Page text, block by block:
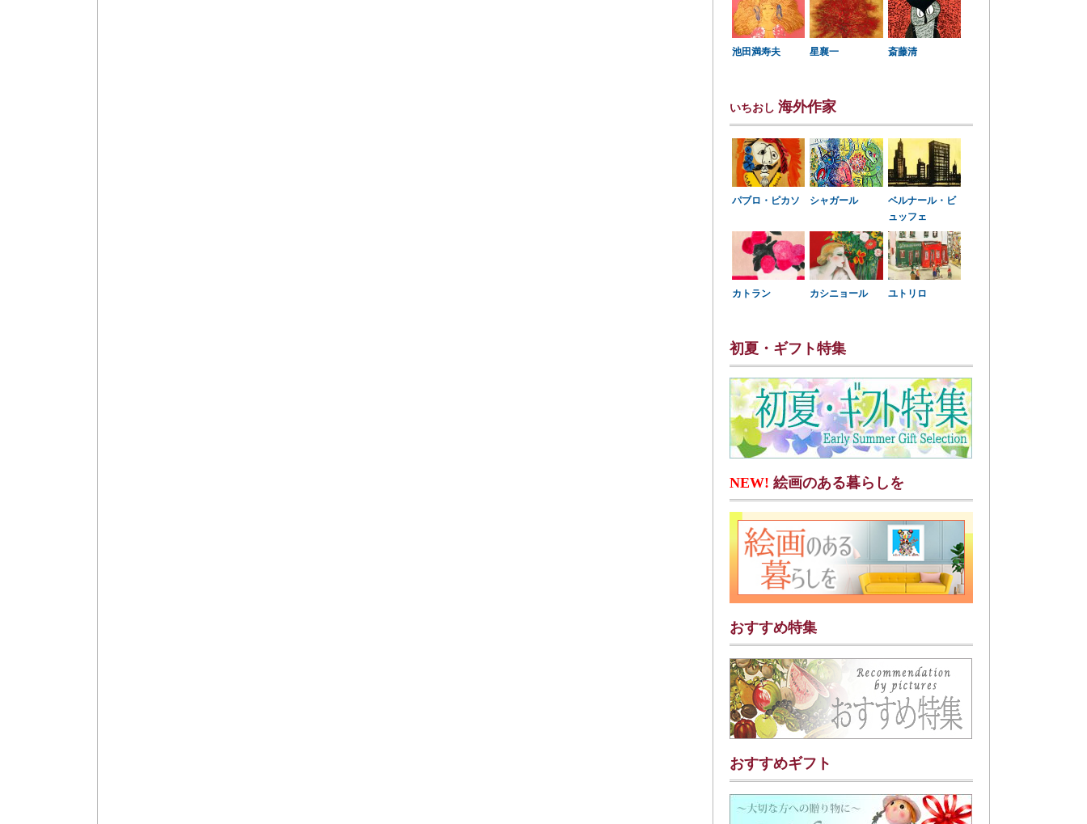
池田満寿夫 星襄一 斎藤清
いちおし 海外作家
パブロ・ピカソ シャガール
ベルナール・ビ
ュッフェ
カトラン カシニョール ユトリロ
初夏・ギフト特集
NEW! 絵画のある暮らしを
おすすめ特集
おすすめギフト